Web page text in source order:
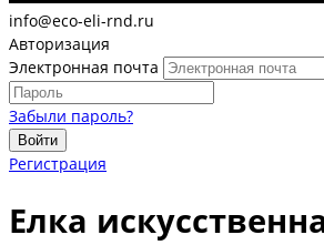
info@eco-eli-rnd.ru
Авторизация
Электронная почта
Забыли пароль?
Войти
Регистрация
Елка